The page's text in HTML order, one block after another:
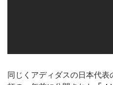
同じくアディダスの日本代